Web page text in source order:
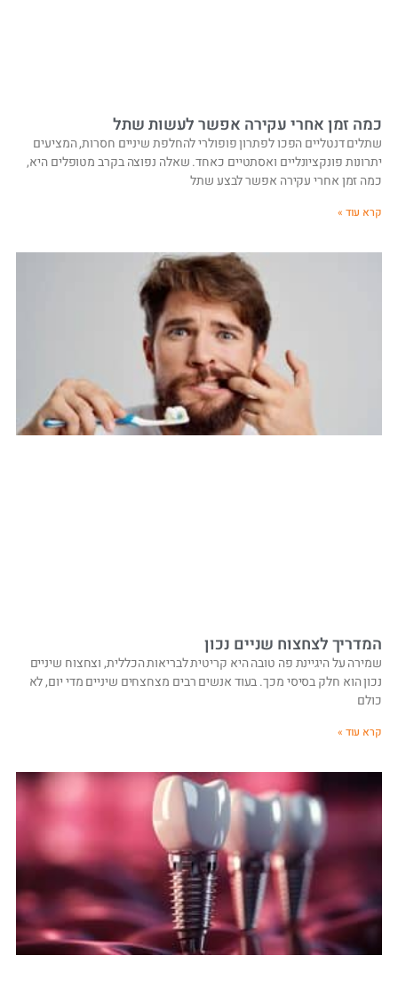
כמה זמן אחרי עקירה אפשר לעשות שתל
שתלים דנטליים הפכו לפתרון פופולרי להחלפת שיניים חסרות, המציעים
יתרונות פונקציונליים ואסתטיים כאחד. שאלה נפוצה בקרב מטופלים היא,
כמה זמן אחרי עקירה אפשר לבצע שתל
קרא עוד »
המדריך לצחצוח שניים נכון
שמירה על היגיינת פה טובה היא קריטית לבריאות הכללית, וצחצוח שיניים
נכון הוא חלק בסיסי מכך. בעוד אנשים רבים מצחצחים שיניים מדי יום, לא
כולם
קרא עוד »